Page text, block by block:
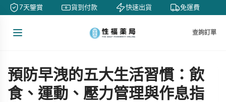
7天鑒賞 貨到付款 快速出貨 免運費
查詢訂單
預防早洩的五大生活習慣：飲
食、運動、壓力管理與作息指